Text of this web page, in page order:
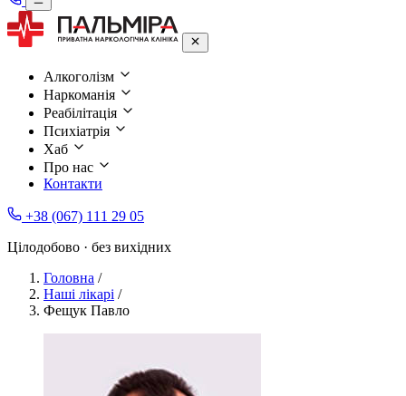
Алкоголізм
Наркоманія
Реабілітація
Психіатрія
Хаб
Про нас
Контакти
+38 (067) 111 29 05
Цілодобово · без вихідних
Головна /
Наші лікарі /
Фещук Павло